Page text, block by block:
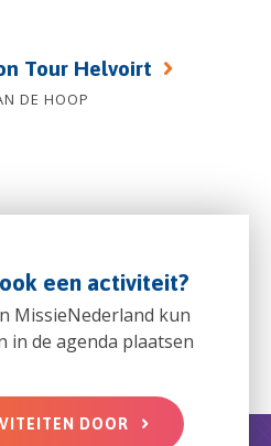
Tour Helvoirt
DE HOOP
een activiteit?
MissieNederland kun
in de agenda plaatsen
DOOR